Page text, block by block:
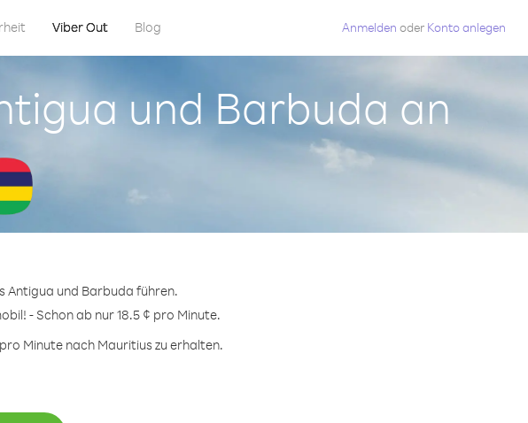
Viber Out Blog Anmelden oder Konto anlegen
und Barbuda an
Antigua und Barbuda führen.
- Schon ab nur 18.5 ¢ pro Minute.
Minute nach Mauritius zu erhalten.